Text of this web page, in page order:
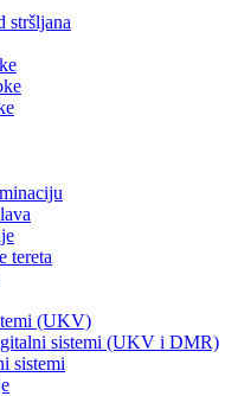
stršljana
tereta
(UKV)
sistemi (UKV i DMR)
sistemi